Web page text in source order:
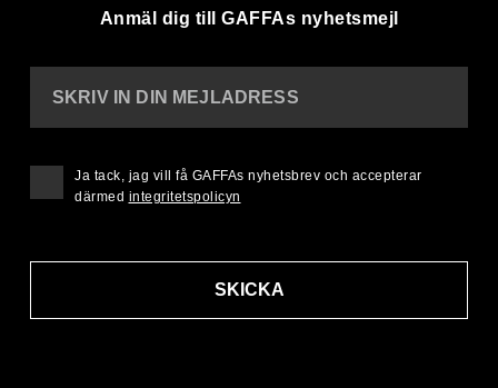
Anmäl dig till GAFFAs nyhetsmejl
SKRIV IN DIN MEJLADRESS
SKICKA
Ja tack, jag vill få GAFFAs nyhetsbrev och accepterar
därmed integritetspolicyn